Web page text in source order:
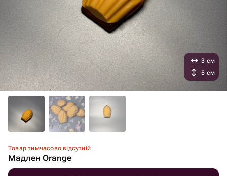
Товар тимчасово відсутній
Мадлен Orange
3 см
5 см